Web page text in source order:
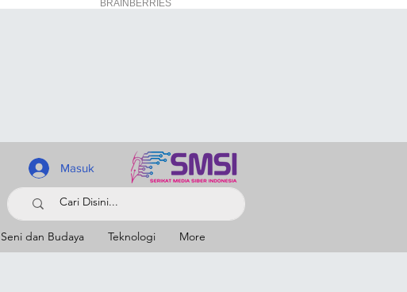
Masuk
Seni dan Budaya Teknologi More